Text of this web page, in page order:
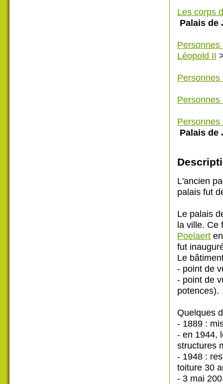
Les corps
Palais de
Personnes
Léopold II
Personnes
Personnes
Personnes
Palais de
L'ancien
palais fut
Le palais
la ville. Ce
Poelaert
fut
Le
- point de
- point de
potences).
Quelques
- 1889 :
- en 1944,
structures
- 1948 :
toiture 30
- 3 mai